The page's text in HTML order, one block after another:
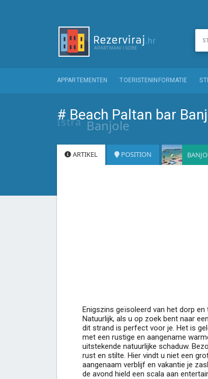
APPARTEMENTEN TOERISTENINFORMATIE
# Beach Paltan bar
Istra Banjole
ARTIKEL POSITION
Enigszins geïsoleerd van het dorp
Natuurlijk, als u op zoek bent naar
dit strand is perfect voor je. Het is
met een rustige en aangename
uitstekende natuurlijke schaduw.
rust en stilte. Hier vindt u niet een
aangenaam verblijf en vakantie je
de avond hield een scala aan